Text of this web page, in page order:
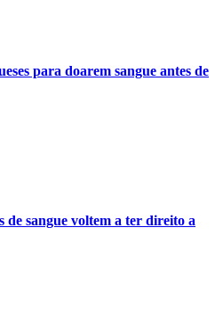
para doarem sangue antes de
de sangue voltem a ter direito a